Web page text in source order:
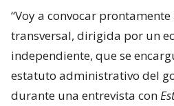
“Voy a convocar
transversal, dirigida por un
independiente, que se
estatuto administrativo del
durante una entrevista con